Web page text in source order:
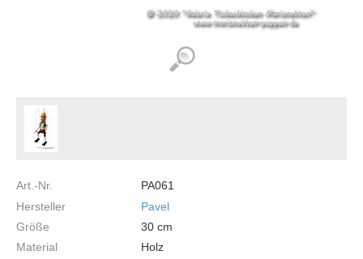
Art.-Nr.
PA061
Hersteller
Pavel
Größe
30 cm
Material
Holz